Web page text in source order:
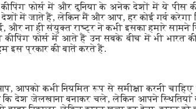
फोर्स में और दुनिया के अनेक देशों में ये पीस
में जाते हैं, लेकिन मैं और आप, हर कोई गर्व करेगा
ना ही संयुक्त राष्ट्र ने कभी इसका हमारे सामने
फोर्स में आते हैं उन सबके बीच में भी भारत
इस प्रकार की बातें करते हैं.
आपको कभी नियमित रूप से समीक्षा करनी चाहिए
देश जेलखाना बनाकर चले, लेकिन आपने स्थितियां